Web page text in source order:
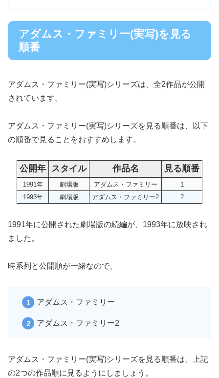
アダムス・ファミリー(実写)を見る
順番
アダムス・ファミリー(実写)シリーズは、全2作品が公開
されています。
アダムス・ファミリー(実写)シリーズを見る順番は、以下
の順番で見ることをおすすめします。
公開年 スタイル 作品名 見る順番
1991年 劇場版 アダムス・ファミリー
1
1993年
劇場版 アダムス・ファミリー2 2
1991年に公開された劇場版の続編が、1993年に放映され
ました。
時系列と公開順が一緒なので、
アダムス・ファミリー
アダムス・ファミリー2
アダムス・ファミリー(実写)シリーズを見る順番は、上記
の2つの作品順に見るようにしましょう。